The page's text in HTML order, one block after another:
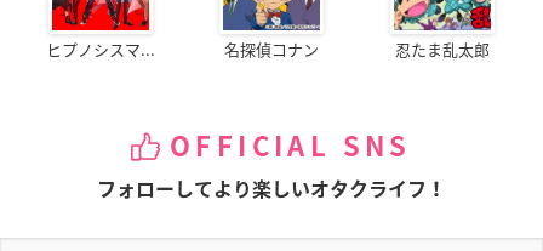
ヒプノシスマ... 名探偵コナン 忍たま乱太郎
OFFICIAL SNS
フォローしてより楽しいオタクライフ！